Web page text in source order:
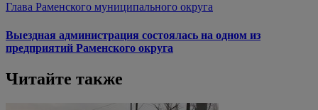
Глава Раменского муниципального округа
Выездная администрация состоялась на одном из
предприятий Раменского округа
Читайте также